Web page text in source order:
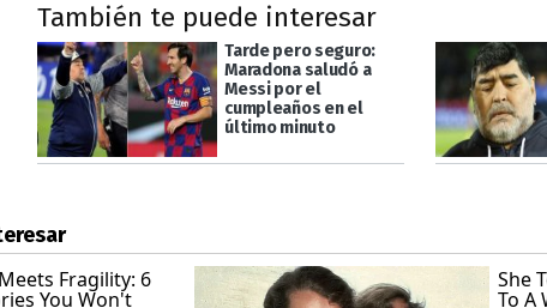
También te puede interesar
Tarde pero seguro:
Maradona saludó a
Messi por el
cumpleaños en el
último minuto